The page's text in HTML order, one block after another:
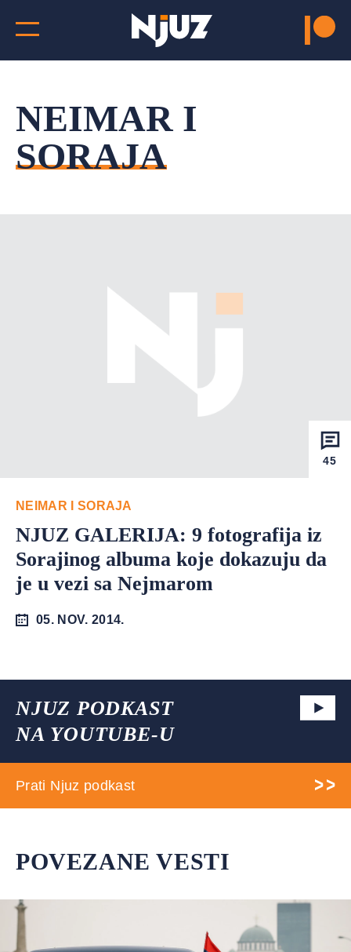
NEIMAR I
SORAJA
45
NEIMAR I SORAJA
NJUZ GALERIJA: 9 fotografija iz
Sorajinog albuma koje dokazuju da
je u vezi sa Nejmarom
05. NOV. 2014.
NJUZ PODKAST
NA YOUTUBE-U
Prati Njuz podkast
POVEZANE VESTI